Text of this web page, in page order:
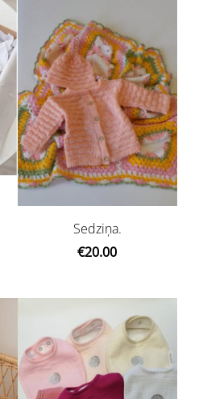
Sedziņa.
€20.00